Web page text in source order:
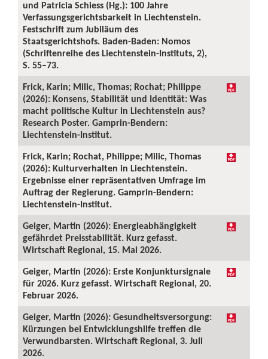
und Patricia Schiess (Hg.): 100 Jahre
Verfassungsgerichtsbarkeit in Liechtenstein.
Festschrift zum Jubiläum des
Staatsgerichtshofs. Baden-Baden: Nomos
(Schriftenreihe des Liechtenstein-Instituts, 2),
S. 55–73.
Frick, Karin; Milic, Thomas; Rochat; Philippe
(2026): Konsens, Stabilität und Identität: Was
macht politische Kultur in Liechtenstein aus?
Research Poster. Gamprin-Bendern:
Liechtenstein-Institut.
Frick, Karin; Rochat, Philippe; Milic, Thomas
(2026): Kulturverhalten in Liechtenstein.
Ergebnisse einer repräsentativen Umfrage im
Auftrag der Regierung. Gamprin-Bendern:
Liechtenstein-Institut.
Geiger, Martin (2026): Energieabhängigkeit
gefährdet Preisstabilität. Kurz gefasst.
Wirtschaft Regional, 15. Mai 2026.
Geiger, Martin (2026): Erste Konjunktursignale
für 2026. Kurz gefasst. Wirtschaft Regional, 20.
Februar 2026.
Geiger, Martin (2026): Gesundheitsversorgung:
Kürzungen bei Entwicklungshilfe treffen die
Verwundbarsten. Wirtschaft Regional, 3. Juli
2026.